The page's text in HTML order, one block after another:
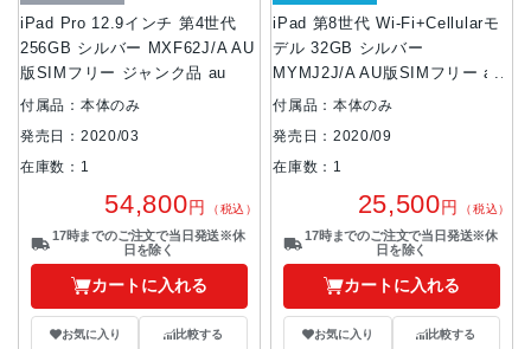
iPad Pro 12.9インチ 第4世代
256GB シルバー MXF62J/A AU
版SIMフリー ジャンク品 au
付属品：本体のみ
発売日：2020/03
在庫数：1
54,800円 （税込）
17時までのご注文で当日発送※休
日を除く
カートに入れる
お気に入り 比較する
iPad 第8世代 Wi-Fi+Cellularモ
デル 32GB シルバー
MYMJ2J/A AU版SIMフリー au
付属品：本体のみ
発売日：2020/09
在庫数：1
25,500円 （税込）
17時までのご注文で当日発送※休
日を除く
カートに入れる
お気に入り 比較する